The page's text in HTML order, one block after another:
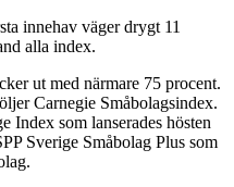
innehav väger drygt 11
alla index.
ut med närmare 75 procent.
Carnegie Småbolagsindex.
Index som lanserades hösten
Sverige Småbolag Plus som